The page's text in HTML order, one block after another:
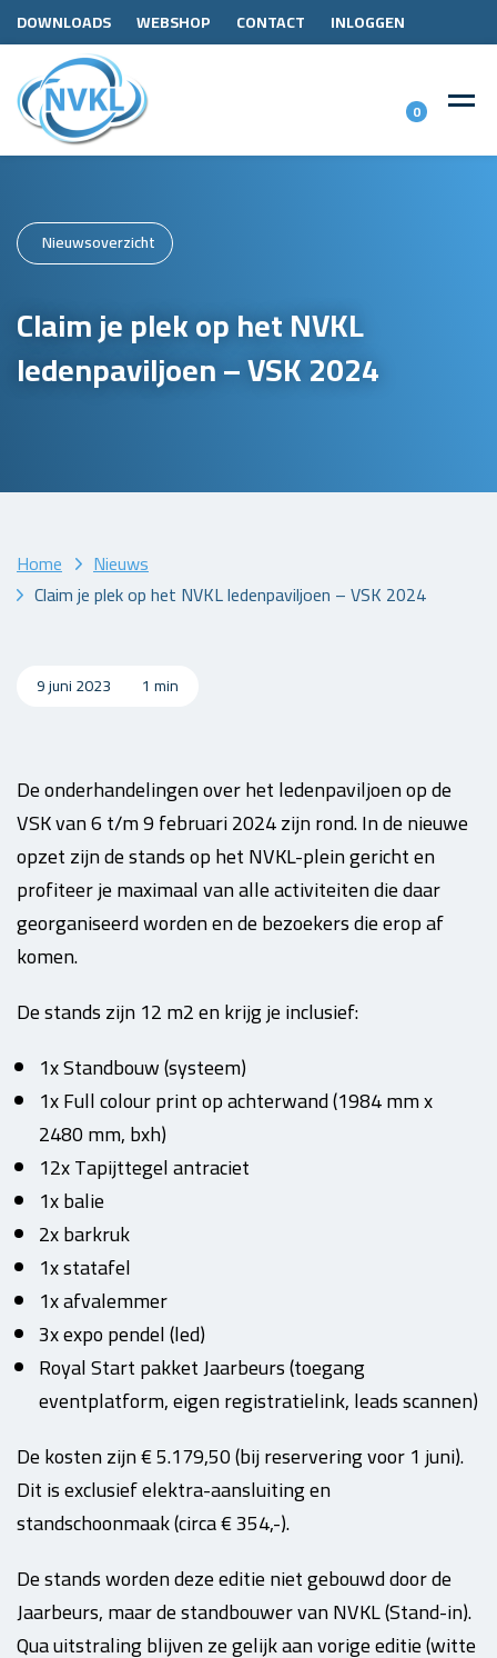
DOWNLOADS WEBSHOP CONTACT INLOGGEN
0
Nieuwsoverzicht
Claim je plek op het NVKL
ledenpaviljoen – VSK 2024
Home
Nieuws
Claim je plek op het NVKL ledenpaviljoen – VSK 2024
9 juni 2023 1 min
De onderhandelingen over het ledenpaviljoen op de
VSK van 6 t/m 9 februari 2024 zijn rond. In de nieuwe
opzet zijn de stands op het NVKL-plein gericht en
profiteer je maximaal van alle activiteiten die daar
georganiseerd worden en de bezoekers die erop af
komen.
De stands zijn 12 m2 en krijg je inclusief:
1x Standbouw (systeem)
1x Full colour print op achterwand (1984 mm x
2480 mm, bxh)
12x Tapijttegel antraciet
1x balie
2x barkruk
1x statafel
1x afvalemmer
3x expo pendel (led)
Royal Start pakket Jaarbeurs (toegang
eventplatform, eigen registratielink, leads scannen)
De kosten zijn € 5.179,50 (bij reservering voor 1 juni).
Dit is exclusief elektra-aansluiting en
standschoonmaak (circa € 354,-).
De stands worden deze editie niet gebouwd door de
Jaarbeurs, maar de standbouwer van NVKL (Stand-in).
Qua uitstraling blijven ze gelijk aan vorige editie (witte